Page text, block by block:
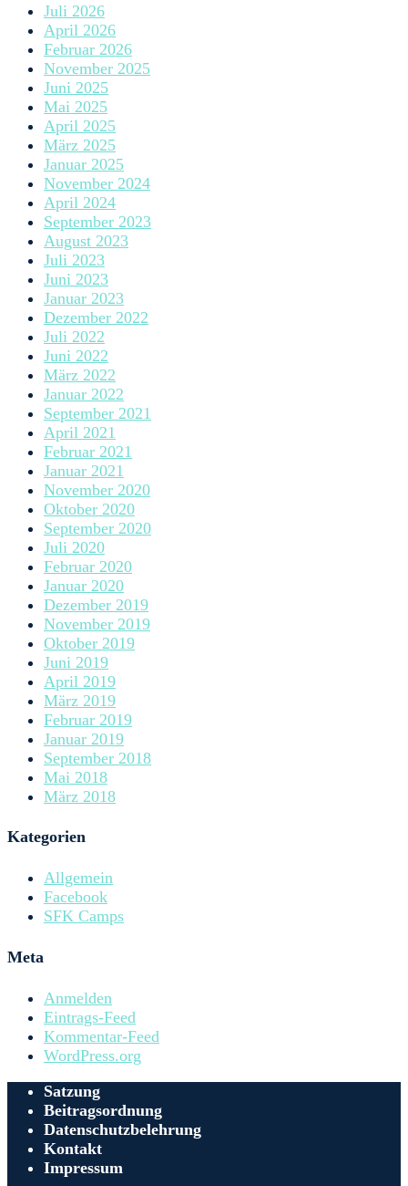
Juli 2026
April 2026
Februar 2026
November 2025
Juni 2025
Mai 2025
April 2025
März 2025
Januar 2025
November 2024
April 2024
September 2023
August 2023
Juli 2023
Juni 2023
Januar 2023
Dezember 2022
Juli 2022
Juni 2022
März 2022
Januar 2022
September 2021
April 2021
Februar 2021
Januar 2021
November 2020
Oktober 2020
September 2020
Juli 2020
Februar 2020
Januar 2020
Dezember 2019
November 2019
Oktober 2019
Juni 2019
April 2019
März 2019
Februar 2019
Januar 2019
September 2018
Mai 2018
März 2018
Kategorien
Allgemein
Facebook
SFK Camps
Meta
Anmelden
Eintrags-Feed
Kommentar-Feed
WordPress.org
Satzung
Beitragsordnung
Datenschutzbelehrung
Kontakt
Impressum